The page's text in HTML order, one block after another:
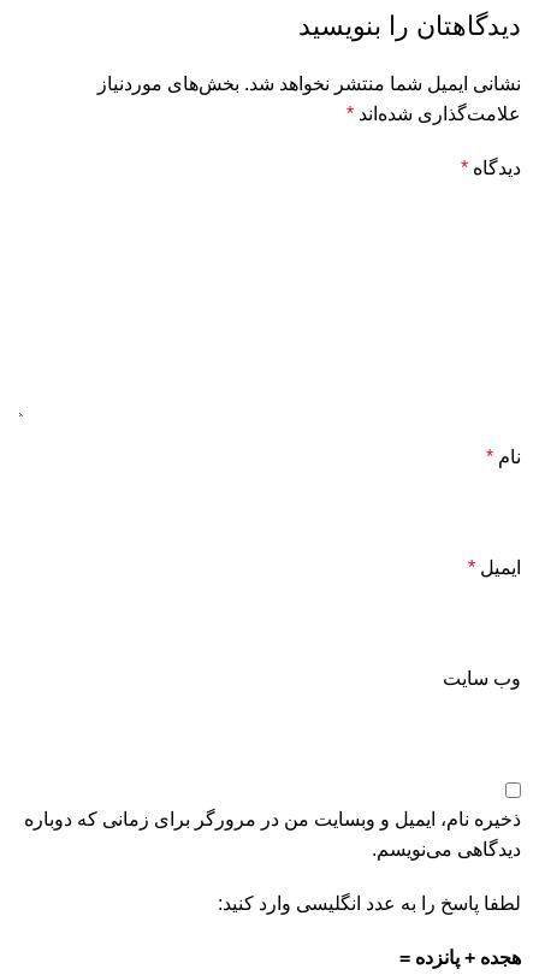
دیدگاهتان را بنویسید
نشانی ایمیل شما منتشر نخواهد شد. بخش‌های موردنیاز
علامت‌گذاری شده‌اند *
دیدگاه *
نام *
ایمیل *
وب‌ سایت
ذخیره نام، ایمیل و وبسایت من در مرورگر برای زمانی که دوباره
دیدگاهی می‌نویسم.
لطفا پاسخ را به عدد انگلیسی وارد کنید:
هجده + پانزده =